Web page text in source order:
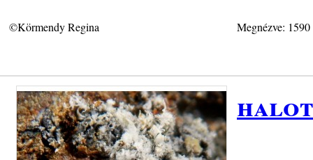
©Körmendy Regina Megnézve: